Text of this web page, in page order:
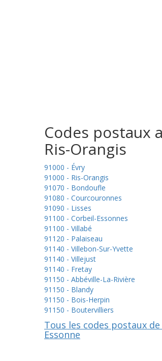
Codes postaux
Ris-Orangis
91000 - Évry
91000 - Ris-Orangis
91070 - Bondoufle
91080 - Courcouronnes
91090 - Lisses
91100 - Corbeil-Essonnes
91100 - Villabé
91120 - Palaiseau
91140 - Villebon-Sur-Yvette
91140 - Villejust
91140 - Fretay
91150 - Abbéville-La-Rivière
91150 - Blandy
91150 - Bois-Herpin
91150 - Boutervilliers
Tous les codes postaux de
Essonne